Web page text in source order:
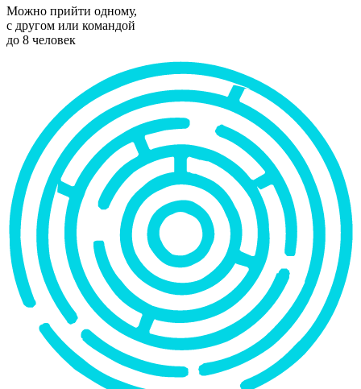
Можно прийти одному,
с другом или командой
до 8 человек